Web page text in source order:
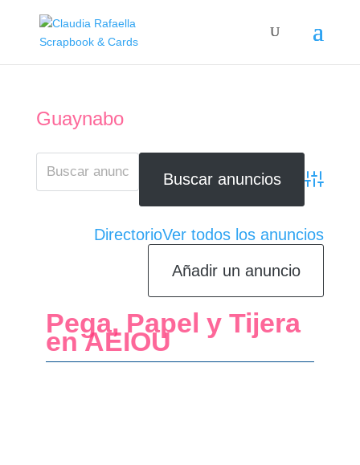
Guaynabo
DirectorioVer todos los anuncios
Añadir un anuncio
Pega, Papel y Tijera
en AEIOU